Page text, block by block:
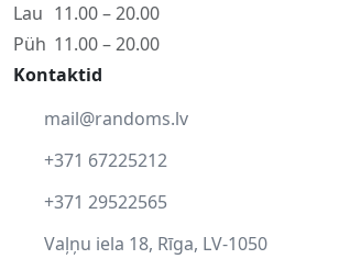
Lau 11.00 – 20.00
Püh 11.00 – 20.00
Kontaktid
mail@randoms.lv
+371 67225212
+371 29522565
Vaļņu iela 18, Rīga, LV-1050